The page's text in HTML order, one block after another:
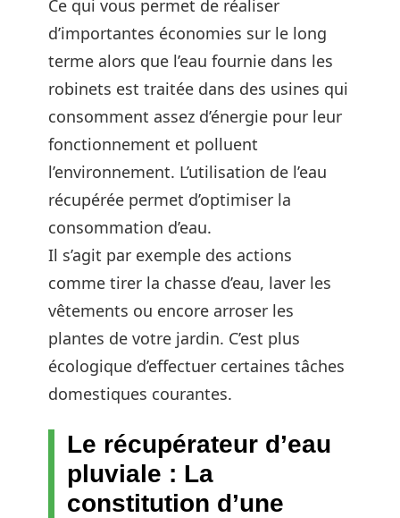
Ce qui vous permet de réaliser
d’importantes économies sur le long
terme alors que l’eau fournie dans les
robinets est traitée dans des usines qui
consomment assez d’énergie pour leur
fonctionnement et polluent
l’environnement. L’utilisation de l’eau
récupérée permet d’optimiser la
consommation d’eau.
Il s’agit par exemple des actions
comme tirer la chasse d’eau, laver les
vêtements ou encore arroser les
plantes de votre jardin. C’est plus
écologique d’effectuer certaines tâches
domestiques courantes.
Le récupérateur d’eau
pluviale : La
constitution d’une